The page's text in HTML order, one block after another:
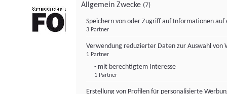
Allgemein Zwecke (7)
Speichern von oder Zugriff auf Informationen auf
3 Partner
Verwendung reduzierter Daten zur Auswahl von
1 Partner
- mit berechtigtem Interesse
1 Partner
Erstellung von Profilen für personalisierte
FONDS professionell